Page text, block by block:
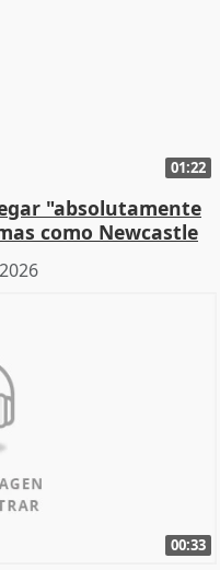
01:22
"absolutamente
como Newcastle
00:33